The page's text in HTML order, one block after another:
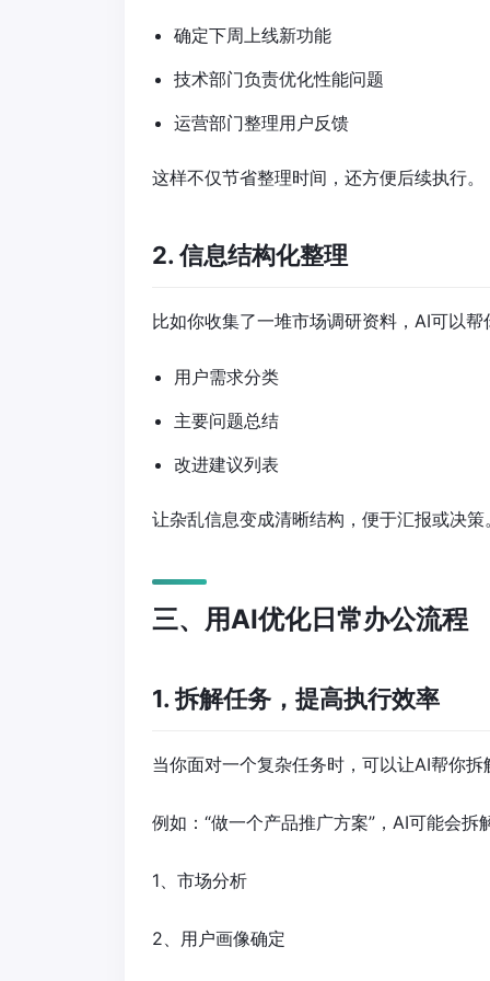
确定下周上线新功能
技术部门负责优化性能问题
运营部门整理用户反馈
这样不仅节省整理时间，还方便后续执行。
2. 信息结构化整理
比如你收集了一堆市场调研资料，AI可以帮
用户需求分类
主要问题总结
改进建议列表
让杂乱信息变成清晰结构，便于汇报或决策。
三、用AI优化日常办公流程
1. 拆解任务，提高执行效率
当你面对一个复杂任务时，可以让AI帮你拆
例如：“做一个产品推广方案”，AI可能会拆
1、市场分析
2、用户画像确定